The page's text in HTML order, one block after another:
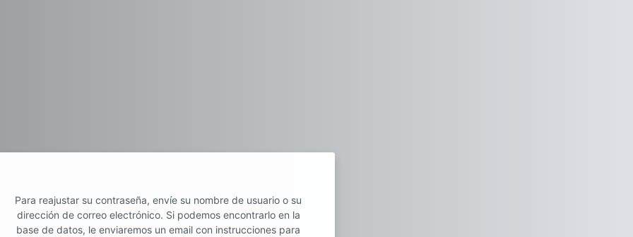
Para reajustar su contraseña, envíe su nombre de usuario o su
dirección de correo electrónico. Si podemos encontrarlo en la
base de datos, le enviaremos un email con instrucciones para